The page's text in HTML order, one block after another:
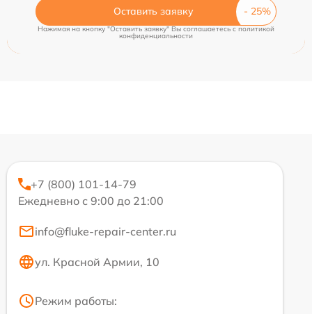
Оставить заявку
Нажимая на кнопку "Оставить заявку" Вы соглашаетесь cполитикой
конфиденциальности
+7 (800) 101-14-79
Ежедневно с 9:00 до 21:00
info@fluke-repair-center.ru
ул. Красной Армии, 10
Режим работы: